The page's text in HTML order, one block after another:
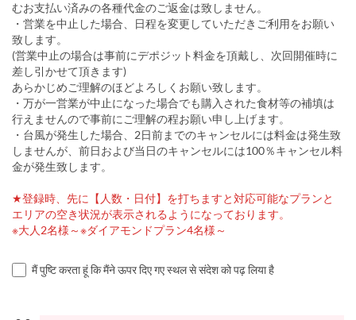
むお支払い済みの各種代金のご返金は致しません。
・営業を中止した場合、日程を変更していただきご利用をお願い
致します。
(営業中止の場合は事前にデポジット料金を頂戴し、次回開催時に
差し引かせて頂きます)
あらかじめご理解のほどよろしくお願い致します。
・万が一営業が中止になった場合でも購入された食材等の補填は
行えませんので事前にご理解の程お願い申し上げます。
・台風が発生した場合、2日前までのキャンセルには料金は発生致
しませんが、前日および当日のキャンセルには100％キャンセル料
金が発生致します。
★登録時、先に【人数・日付】を打ちますと対応可能なプランと
エリアの空き状況が表示されるようになっております。
※大人2名様～※ダイアモンドプラン4名様～
मैं पुष्टि करता हूं कि मैंने ऊपर दिए गए स्थल से संदेश को पढ़ लिया है